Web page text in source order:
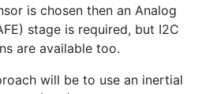
is chosen then an Analog
stage is required, but I2C
are available too.
will be to use an inertial